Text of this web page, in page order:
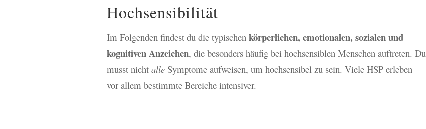
Hochsensibilität
Im Folgenden findest du die typischenkörperlichen, emotionalen, sozialen und
kognitiven Anzeichen, die besonders häufig bei hochsensiblen Menschen auftreten. Du
musst nichtalle Symptome aufweisen, um hochsensibel zu sein. Viele HSP erleben
vor allem bestimmte Bereiche intensiver.